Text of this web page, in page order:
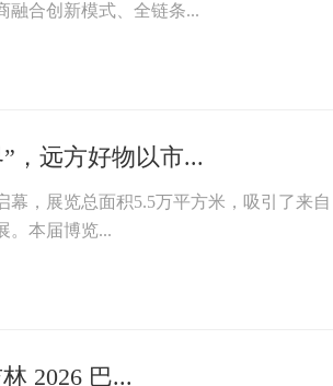
融合创新模式、全链条...
，远方好物以市...
，展览总面积5.5万平方米，吸引了来自
。本届博览...
2026 巴...